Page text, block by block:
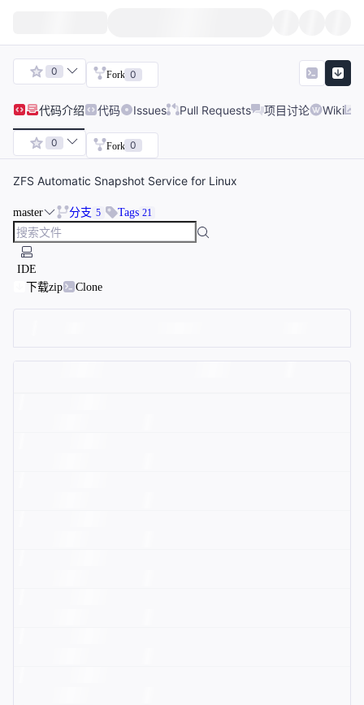
0 Fork 0
代码介绍 代码 Issues Pull Requests 项目讨论 Wiki
0 Fork 0
ZFS Automatic Snapshot Service for Linux
master 分支 5 Tags 21
IDE
下载zip
Clone